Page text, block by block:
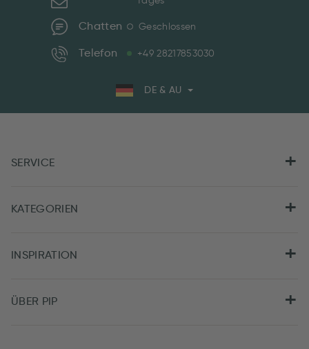
Chatten Geschlossen
Telefon +49 28217853030
DE & AU
SERVICE
KATEGORIEN
INSPIRATION
ÜBER PIP